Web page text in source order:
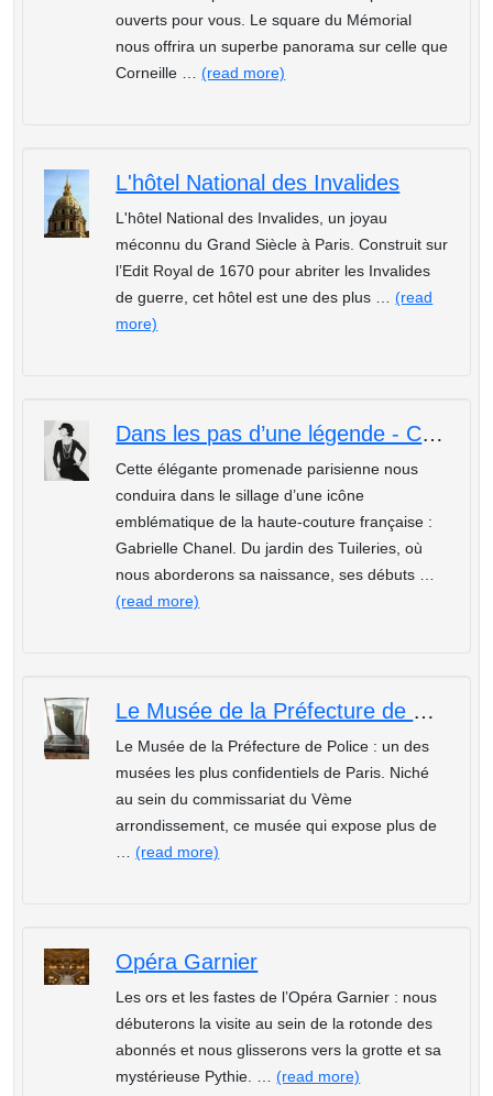
ouverts pour vous. Le square du Mémorial
nous offrira un superbe panorama sur celle que
Corneille …(read more)
L'hôtel National des Invalides
L'hôtel National des Invalides, un joyau
méconnu du Grand Siècle à Paris. Construit sur
l’Edit Royal de 1670 pour abriter les Invalides
de guerre, cet hôtel est une des plus …(read
more)
Dans les pas d’une légende - Coco Chanel à Paris
Cette élégante promenade parisienne nous
conduira dans le sillage d’une icône
emblématique de la haute-couture française :
Gabrielle Chanel. Du jardin des Tuileries, où
nous aborderons sa naissance, ses débuts …
(read more)
Le Musée de la Préfecture de Police
Le Musée de la Préfecture de Police : un des
musées les plus confidentiels de Paris. Niché
au sein du commissariat du Vème
arrondissement, ce musée qui expose plus de
…(read more)
Opéra Garnier
Les ors et les fastes de l’Opéra Garnier : nous
débuterons la visite au sein de la rotonde des
abonnés et nous glisserons vers la grotte et sa
mystérieuse Pythie. …(read more)